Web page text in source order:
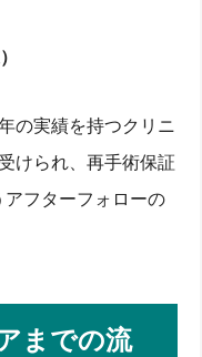
の実績を持つクリニ
けられ、再手術保証
フターフォローの
までの流